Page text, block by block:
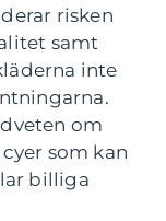
risken
samt
inte
om
som kan
billiga